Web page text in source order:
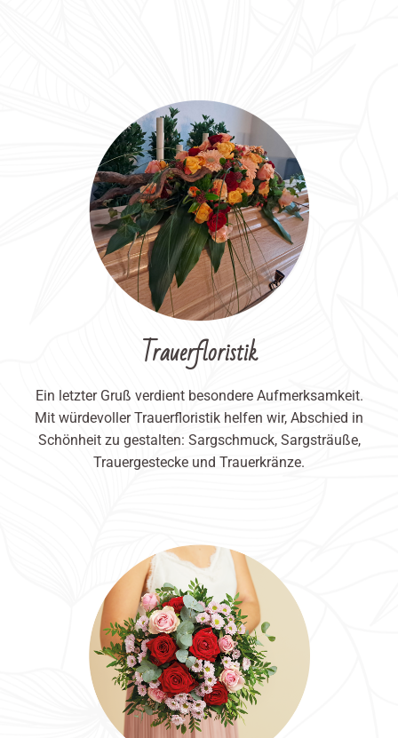
Trauerfloristik
Ein letzter Gruß verdient besondere Aufmerksamkeit.
Mit würdevoller Trauerfloristik helfen wir, Abschied in
Schönheit zu gestalten: Sargschmuck, Sargsträuße,
Trauergestecke und Trauerkränze.